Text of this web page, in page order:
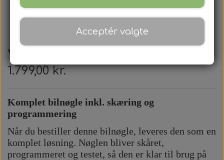
Jeep - Fjernbetjening
1.799,00 kr.
Komplet bilnøgle inkl. skæring og
programmering
Når du bestiller denne bilnøgle, leveres den som en
komplet løsning. Nøglen bliver skåret,
programmeret og testet, så den er klar til brug på
Acceptér valgte